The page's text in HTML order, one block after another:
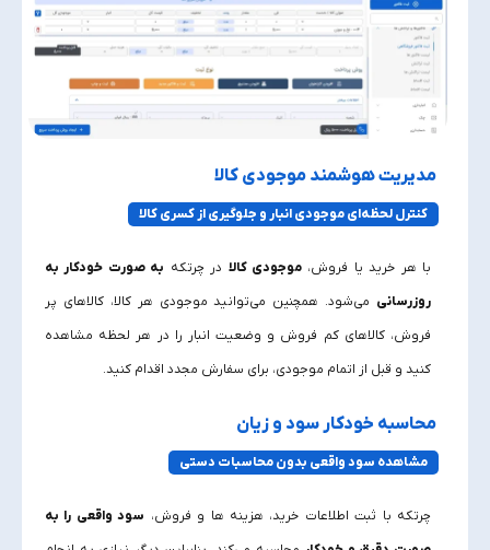
مدیریت هوشمند موجودی کالا
کنترل لحظه‌ای موجودی انبار و جلوگیری از کسری کالا
با هر خرید یا فروش،موجودی کالا در چرتکه به‌ صورت خودکار به‌
روزرسانی می‌شود. همچنین می‌توانید موجودی هر کالا، کالاهای پر
فروش، کالاهای کم‌ فروش و وضعیت انبار را در هر لحظه مشاهده
کنید و قبل از اتمام موجودی، برای سفارش مجدد اقدام کنید.
محاسبه خودکار سود و زیان
مشاهده سود واقعی بدون محاسبات دستی
چرتکه با ثبت اطلاعات خرید، هزینه‌ ها و فروش، سود واقعی را به‌